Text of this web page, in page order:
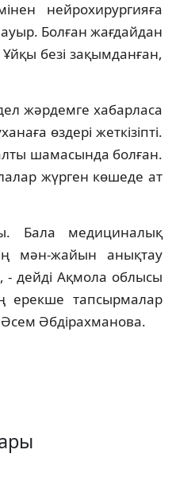
нейрохирургияға
Болған жағдайдан
безі зақымданған,
жәрдемге хабарласа
өздері жеткізіпті.
шамасында болған.
жүрген көшеде ат
Бала медициналық
мән-жайын анықтау
- дейді Ақмола облысы
ерекше тапсырмалар
Әбдірахманова.